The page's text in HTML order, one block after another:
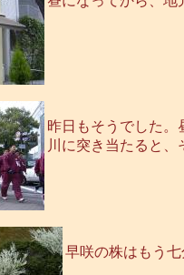
昨日もそうでした。
川に突き当たると、
早咲の株はもう